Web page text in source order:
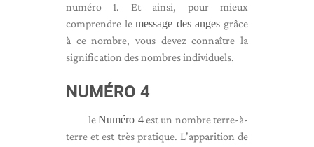
numéro 1. Et ainsi, pour mieux
comprendre lemessage des anges grâce
à ce nombre, vous devez connaître la
signification des nombres individuels.
NUMÉRO 4
leNuméro 4est un nombre terre-à-
terre et est très pratique. L'apparition de